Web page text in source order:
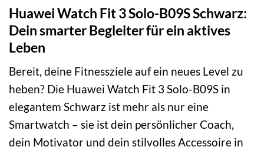
Huawei Watch Fit 3 Solo-B09S Schwarz:
Dein smarter Begleiter für ein aktives
Leben
Bereit, deine Fitnessziele auf ein neues Level zu
heben? Die Huawei Watch Fit 3 Solo-B09S in
elegantem Schwarz ist mehr als nur eine
Smartwatch – sie ist dein persönlicher Coach,
dein Motivator und dein stilvolles Accessoire in